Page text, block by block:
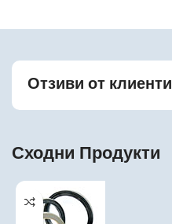
Отзиви от клиенти
Сходни Продукти